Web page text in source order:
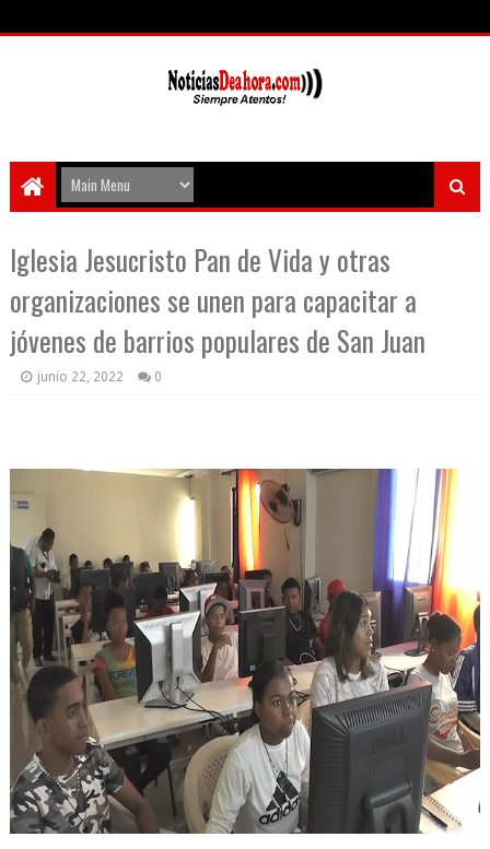
Iglesia Jesucristo Pan de Vida y otras
organizaciones se unen para capacitar a
jóvenes de barrios populares de San Juan
junio 22, 2022 0